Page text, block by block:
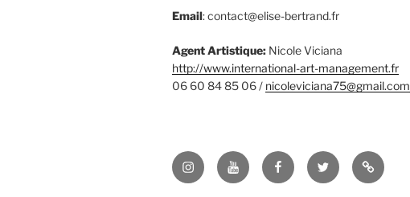
Email: contact@elise-bertrand.fr
Agent Artistique: Nicole Viciana
http://www.international-art-management.fr
06 60 84 85 06 / nicoleviciana75@gmail.com
InstagramYouTubeFacebookTwitter TikTok